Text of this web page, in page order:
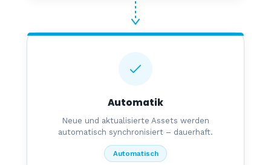
Automatik
Neue und aktualisierte Assets werden
automatisch synchronisiert – dauerhaft.
Automatisch